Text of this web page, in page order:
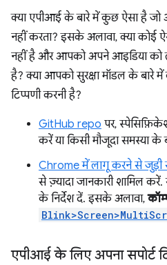
क्या एपीआई के बारे में कुछ ऐसा है
नहीं करता? इसके अलावा, क्या कोई
नहीं है और आपको अपने आइडिया
है? क्या आपको सुरक्षा मॉडल के बारे
टिप्पणी करनी है?
GitHub repo पर,
करें या किसी मौजूदा समस्या के
Chrome में लागू करने से जुड़ी
से ज़्यादा जानकारी शामिल करें.
के निर्देश दें. इसके अलावा,
एपीआई के लिए अपना सपोर्ट